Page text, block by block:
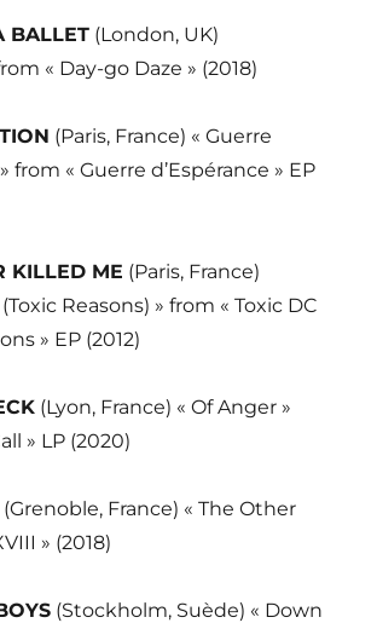
BALLET (London, UK)
« Day-go Daze » (2018)
(Paris, France) « Guerre
from « Guerre d’Espérance » EP
KILLED ME (Paris, France)
Reasons) » from « Toxic DC
» EP (2012)
(Lyon, France) « Of Anger »
» LP (2020)
(Grenoble, France) « The Other
» (2018)
(Stockholm, Suède) « Down